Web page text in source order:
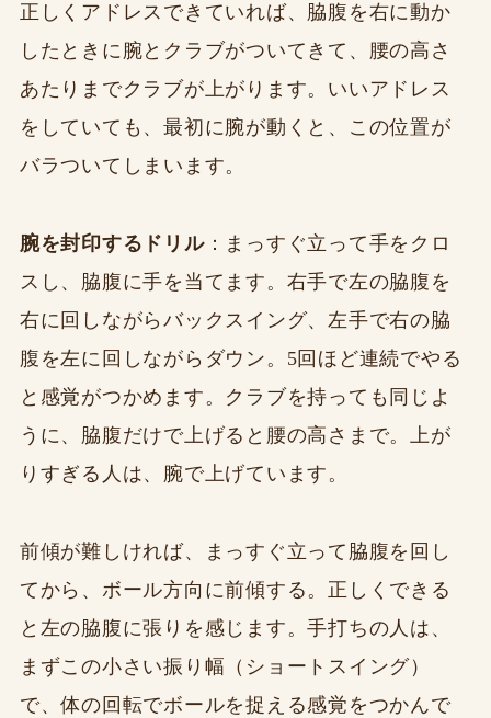
正しくアドレスできていれば、脇腹を右に動か
したときに腕とクラブがついてきて、腰の高さ
あたりまでクラブが上がります。いいアドレス
をしていても、最初に腕が動くと、この位置が
バラついてしまいます。
腕を封印するドリル：まっすぐ立って手をクロ
スし、脇腹に手を当てます。右手で左の脇腹を
右に回しながらバックスイング、左手で右の脇
腹を左に回しながらダウン。5回ほど連続でやる
と感覚がつかめます。クラブを持っても同じよ
うに、脇腹だけで上げると腰の高さまで。上が
りすぎる人は、腕で上げています。
前傾が難しければ、まっすぐ立って脇腹を回し
てから、ボール方向に前傾する。正しくできる
と左の脇腹に張りを感じます。手打ちの人は、
まずこの小さい振り幅（ショートスイング）
で、体の回転でボールを捉える感覚をつかんで